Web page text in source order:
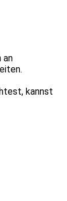
an
kannst